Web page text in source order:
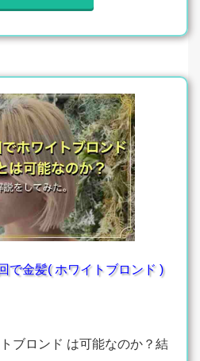
で金髪( ホワイトブロンド )
ブロンド は可能なのか？結